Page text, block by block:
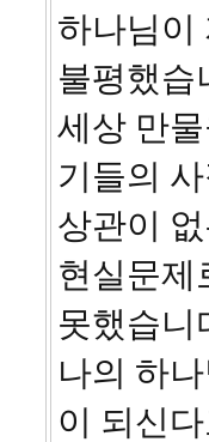
하나님이
불평했습
세상 만
기들의
상관이
현실문제
못했습니
나의 하
이 되신